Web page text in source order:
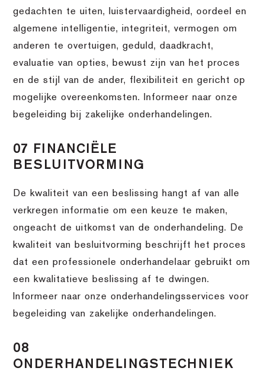
gedachten te uiten, luistervaardigheid, oordeel en
algemene intelligentie, integriteit, vermogen om
anderen te overtuigen, geduld, daadkracht,
evaluatie van opties, bewust zijn van het proces
en de stijl van de ander, flexibiliteit en gericht op
mogelijke overeenkomsten. Informeer naar onze
begeleiding bij zakelijke onderhandelingen.
07 FINANCIËLE
BESLUITVORMING
De kwaliteit van een beslissing hangt af van alle
verkregen informatie om een keuze te maken,
ongeacht de uitkomst van de onderhandeling. De
kwaliteit van besluitvorming beschrijft het proces
dat een professionele onderhandelaar gebruikt om
een kwalitatieve beslissing af te dwingen.
Informeer naar onze onderhandelingsservices voor
begeleiding van zakelijke onderhandelingen.
08
ONDERHANDELINGSTECHNIEK